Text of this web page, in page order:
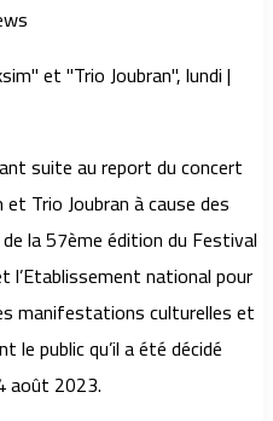
suite au report du concert
Trio Joubran à cause des
la 57ème édition du Festival
l’Etablissement national pour
manifestations culturelles et
public qu’il a été décidé
août 2023.